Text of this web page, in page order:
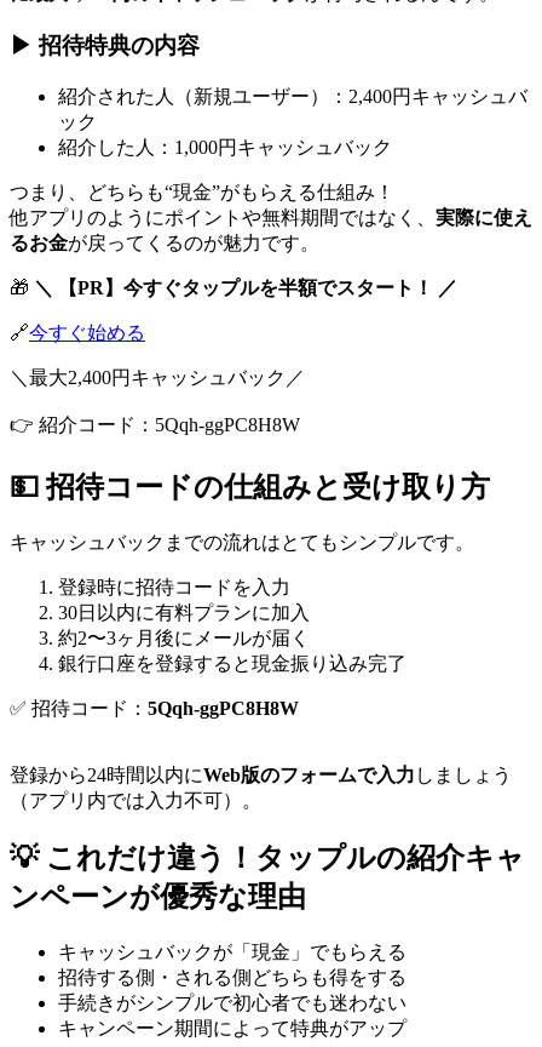
▶ 招待特典の内容
紹介された人（新規ユーザー）：2,400円キャッシュバ
ック
紹介した人：1,000円キャッシュバック
つまり、どちらも“現金”がもらえる仕組み！
他アプリのようにポイントや無料期間ではなく、 実際に使え
るお金が戻ってくるのが魅力です。
🎁 ＼ 【PR】今すぐタップルを半額でスタート！ ／
🔗今すぐ始める
＼最大2,400円キャッシュバック／
👉 紹介コード：5Qqh-ggPC8H8W
💵 招待コードの仕組みと受け取り方
キャッシュバックまでの流れはとてもシンプルです。
登録時に招待コードを入力
30日以内に有料プランに加入
約2〜3ヶ月後にメールが届く
銀行口座を登録すると現金振り込み完了
✅ 招待コード： 5Qqh-ggPC8H8W
登録から24時間以内にWeb版のフォームで入力 しましょう
（アプリ内では入力不可）。
💡 これだけ違う！タップルの紹介キャ
ンペーンが優秀な理由
キャッシュバックが「現金」でもらえる
招待する側・される側どちらも得をする
手続きがシンプルで初心者でも迷わない
キャンペーン期間によって特典がアップ